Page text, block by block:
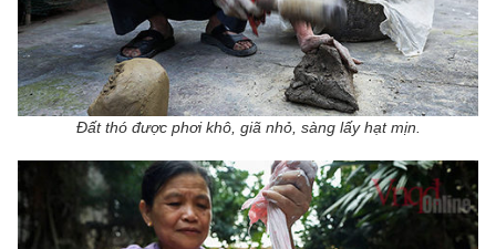
Đất thó được phơi khô, giã nhỏ, sàng lấy hạt mịn.